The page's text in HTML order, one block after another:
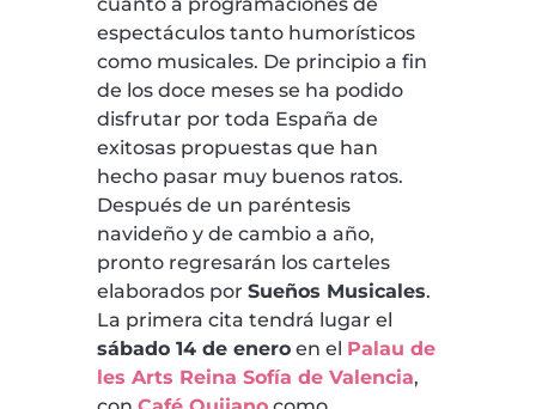
espectáculos tanto humorísticos
como musicales. De principio a fin
de los doce meses se ha podido
disfrutar por toda España de
exitosas propuestas que han
hecho pasar muy buenos ratos.
Después de un paréntesis
navideño y de cambio a año,
pronto regresarán los carteles
elaborados por Sueños Musicales.
La primera cita tendrá lugar el
sábado 14 de eneroen el Palau de
les Arts Reina Sofía de Valencia,